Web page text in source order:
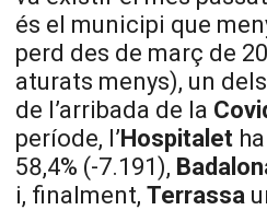
és el municipi que
perd des de març de
aturats menys), un
de l’arribada de la
període, l’Hospitalet
58,4% (-7.191),
i, finalment,Terrassa